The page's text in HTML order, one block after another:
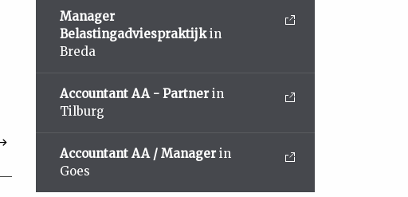
Manager
Belastingadviespraktijkin
Breda
Accountant AA - Partner in
Tilburg
Accountant AA / Manager in
Goes